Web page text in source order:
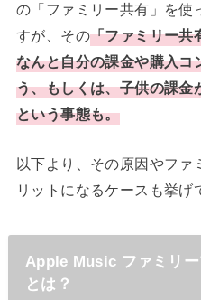
の「ファミリー共有」を使
すが、その「ファミリー共
なんと自分の課金や購入コ
う、もしくは、子供の課金
という事態も。
以下より、その原因やファ
リットになるケースも挙げ
Apple Music ファミリー
とは？